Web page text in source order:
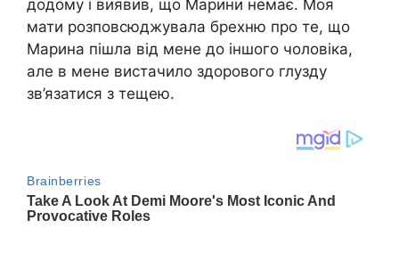
додому і виявив, що Марини немає. Моя
мати розповсюджувала брехню про те, що
Марина пішла від мене до іншого чоловіка,
але в мене вистачило здорового глузду
зв’язатися з тещею.